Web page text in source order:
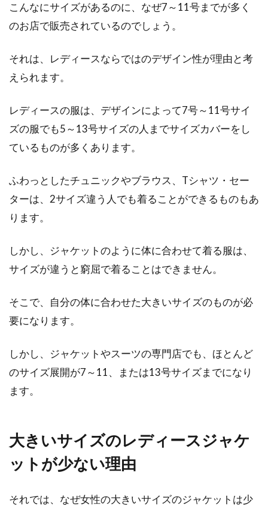
オーバーオールをベビーに着せてお
な...
レディース人気ブランド6選
今ストールに注目！チェック柄に赤
今お洒落アイテムとしてストールが注目されて
います。防寒機能はもちろんですが、やはりフ
ァッショ...
シャツとネクタイの組み合わせ方！
おしゃれに着こなそう！
るのがスーツとシャツ、そしてネクタイの組み
こんなにサイズがあるのに、なぜ7～11号までが多く
のお店で販売されているのでしょう。
それは、レディースならではのデザイン性が理由と考
えられます。
レディースの服は、デザインによって7号～11号サイ
ズの服でも5～13号サイズの人までサイズカバーをし
ているものが多くあります。
ふわっとしたチュニックやブラウス、Tシャツ・セー
ターは、2サイズ違う人でも着ることができるものもあ
ります。
しかし、ジャケットのように体に合わせて着る服は、
サイズが違うと窮屈で着ることはできません。
そこで、自分の体に合わせた大きいサイズのものが必
要になります。
しかし、ジャケットやスーツの専門店でも、ほとんど
のサイズ展開が7～11、または13号サイズまでになり
ます。
大きいサイズのレディースジャケ
ットが少ない理由
それでは、なぜ女性の大きいサイズのジャケットは少